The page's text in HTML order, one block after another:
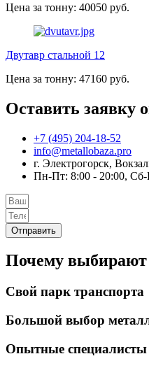
Цена за тонну: 40050 руб.
Двутавр стальной 12
Цена за тонну: 47160 руб.
Оставить заявку
+7 (495) 204-18-52
info@metallobaza.pro
г. Электрогорск,
Пн-Пт: 8:00 - 20:00, Сб-
Отправить
Почему выбирают
Свой парк транспорта
Большой выбор
Опытные специалисты